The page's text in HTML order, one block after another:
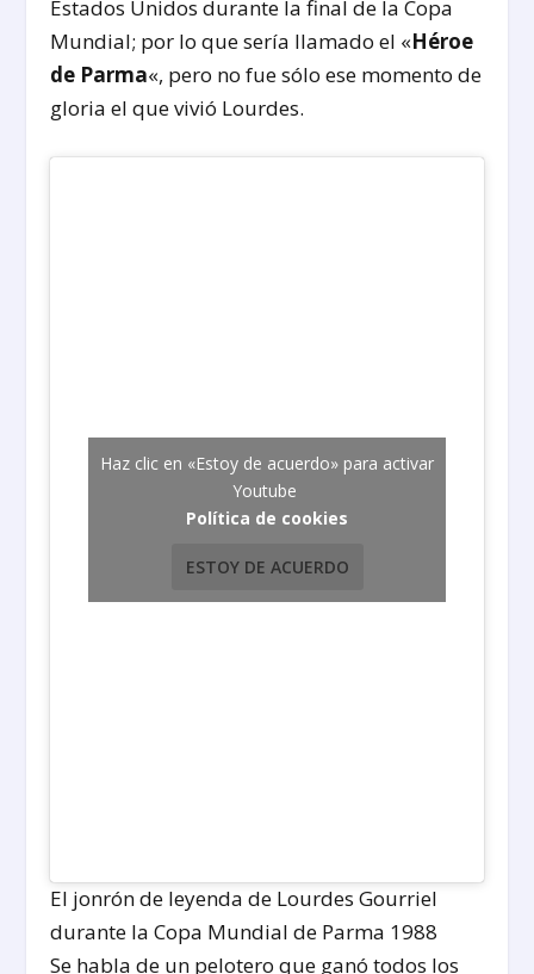
Estados Unidos durante la final de la Copa
Mundial; por lo que sería llamado el «Héroe
de Parma«, pero no fue sólo ese momento de
gloria el que vivió Lourdes.
Haz clic en «Estoy de acuerdo» para activar
Youtube
Política de cookies
ESTOY DE ACUERDO
El jonrón de leyenda de Lourdes Gourriel
durante la Copa Mundial de Parma 1988
Se habla de un pelotero que ganó todos los